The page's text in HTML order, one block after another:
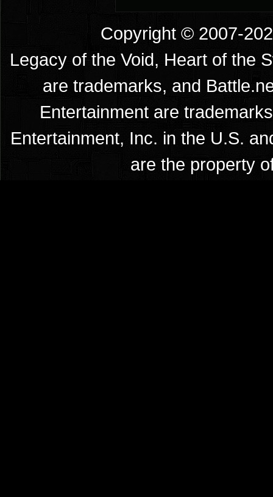
Copyright © 2007-
Legacy of the Void, Heart of the
are trademarks, and
Entertainment are
Entertainment, Inc. in the U.S.
are the property